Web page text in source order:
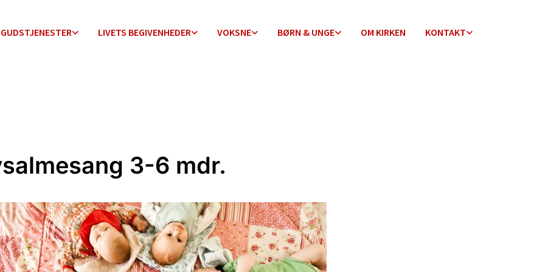
GUDSTJENESTER LIVETS BEGIVENHEDER VOKSNE BØRN & UNGE OM KIRKEN KONTAKT
3-6 mdr.